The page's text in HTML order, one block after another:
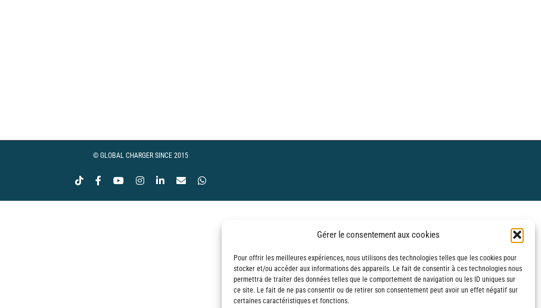
Gérer le consentement aux cookies
Pour offrir les meilleures expériences, nous utilisons des technologies telles que les cookies pour
stocker et/ou accéder aux informations des appareils. Le fait de consentir à ces technologies nous
permettra de traiter des données telles que le comportement de navigation ou les ID uniques sur
ce site. Le fait de ne pas consentir ou de retirer son consentement peut avoir un effet négatif sur
certaines caractéristiques et fonctions.
© GLOBAL CHARGER SINCE 2015
Tiktok FacebookYouTubeInstagramLinkedIn
EmailWhatsApp